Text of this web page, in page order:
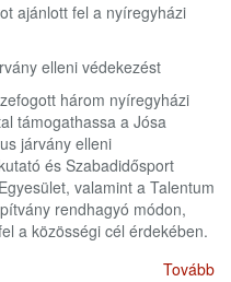
ajánlott fel a nyíregyházi
elleni védekezést
három nyíregyházi
támogathassa a Jósa
járvány elleni
és Szabadidősport
valamint a Talentum
rendhagyó módon,
a közösségi cél érdekében.
Tovább